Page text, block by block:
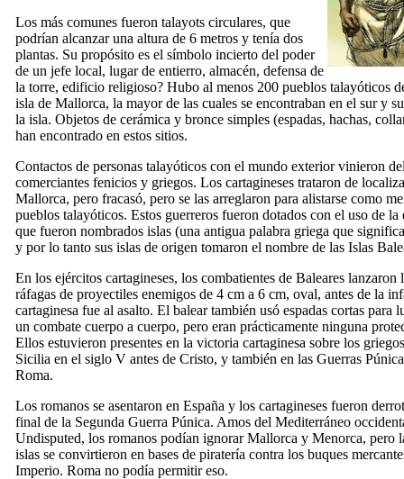
Los más comunes fueron talayots circulares, que
podrían alcanzar una altura de 6 metros y tenía dos
plantas. Su propósito es el símbolo incierto del poder
de un jefe local, lugar de entierro, almacén, defensa de
la torre, edificio religioso? Hubo al menos 200 pueblos talayóticos
isla de Mallorca, la mayor de las cuales se encontraban en el sur y
la isla. Objetos de cerámica y bronce simples (espadas, hachas,
han encontrado en estos sitios.
Contactos de personas talayóticos con el mundo exterior vinieron
comerciantes fenicios y griegos. Los cartagineses trataron de
Mallorca, pero fracasó, pero se las arreglaron para alistarse como
pueblos talayóticos. Estos guerreros fueron dotados con el uso de la
que fueron nombrados islas (una antigua palabra griega que
y por lo tanto sus islas de origen tomaron el nombre de las Islas
En los ejércitos cartagineses, los combatientes de Baleares lanzaron
ráfagas de proyectiles enemigos de 4 cm a 6 cm, oval, antes de la
cartaginesa fue al asalto. El balear también usó espadas cortas para
un combate cuerpo a cuerpo, pero eran prácticamente ninguna
Ellos estuvieron presentes en la victoria cartaginesa sobre los
Sicilia en el siglo V antes de Cristo, y también en las Guerras
Roma.
Los romanos se asentaron en España y los cartagineses fueron
final de la Segunda Guerra Púnica. Amos del Mediterráneo
Undisputed, los romanos podían ignorar Mallorca y Menorca, pero
islas se convirtieron en bases de piratería contra los buques
Imperio. Roma no podía permitir eso.